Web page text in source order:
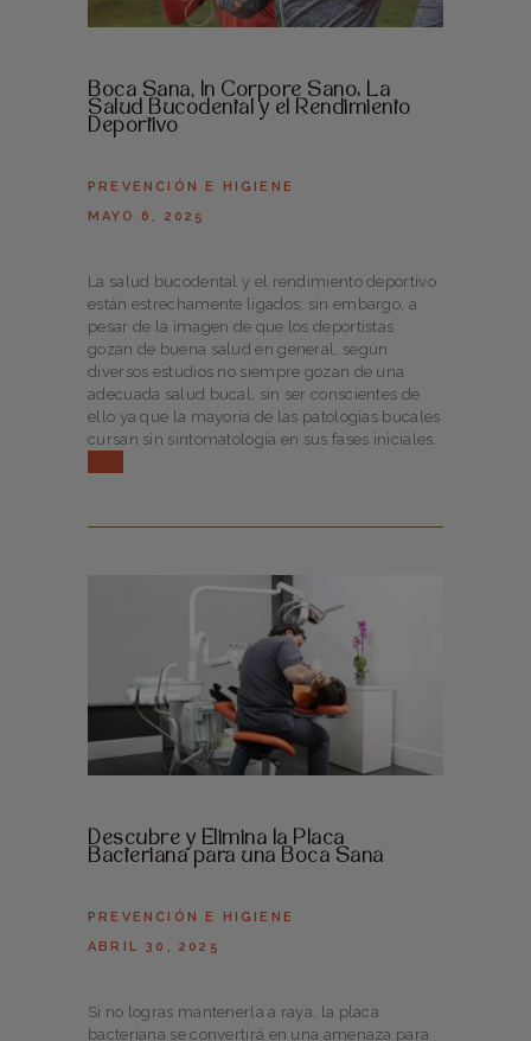
Boca Sana, In Corpore Sano: La
Salud Bucodental y el Rendimiento
Deportivo
PREVENCIÓN E HIGIENE
MAYO 6, 2025
La salud bucodental y el rendimiento deportivo
están estrechamente ligados; sin embargo, a
pesar de la imagen de que los deportistas
gozan de buena salud en general, según
diversos estudios no siempre gozan de una
adecuada salud bucal, sin ser conscientes de
ello ya que la mayoría de las patologías bucales
cursan sin sintomatología en sus fases iniciales.
Descubre y Elimina la Placa
Bacteriana para una Boca Sana
PREVENCIÓN E HIGIENE
ABRIL 30, 2025
Si no logras mantenerla a raya, la placa
bacteriana se convertirá en una amenaza para